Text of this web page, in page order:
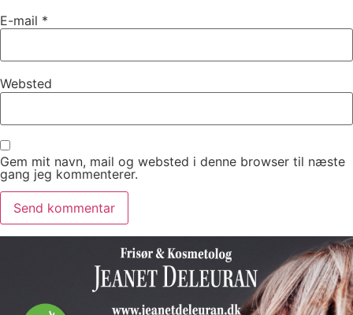
E-mail *
Websted
Gem mit navn, mail og websted i denne browser til næste
gang jeg kommenterer.